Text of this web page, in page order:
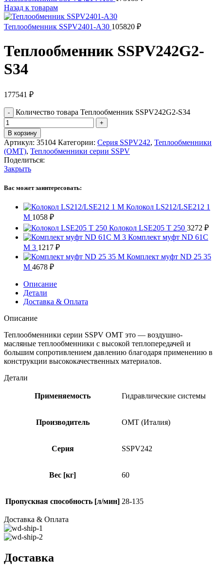
Назад к товарам
Теплообменник SSPV2401-A30 105820 ₽
Теплообменник SSPV242G2-
S34
177541 ₽
Количество товара Теплообменник SSPV242G2-S34
В корзину
Артикул: 35104 Категории: Серия SSPV242, Теплообменники
(OMT), Теплообменники серии SSPV
Поделиться:
Закрыть
Вас может заинтересовать:
Колокол LS212/LSE212 1
M 1058 ₽
Колокол LSE205 T 250 3272 ₽
Комплект муфт ND 61C
M 3 1217 ₽
Комплект муфт ND 25 35
M 4678 ₽
Описание
Детали
Доставка & Оплата
Описание
Теплообменники серии SSPV OMT это — воздушно-
масляные теплообменники с высокой теплопередачей и
большим сопротивлением давлению благодаря применению в
конструкции высококачественных материалов.
Детали
Применяемость Гидравлические системы
Производитель OMT (Италия)
Серия SSPV242
Вес [кг] 60
Пропускная способность [л/мин] 28-135
Доставка & Оплата
Доставка